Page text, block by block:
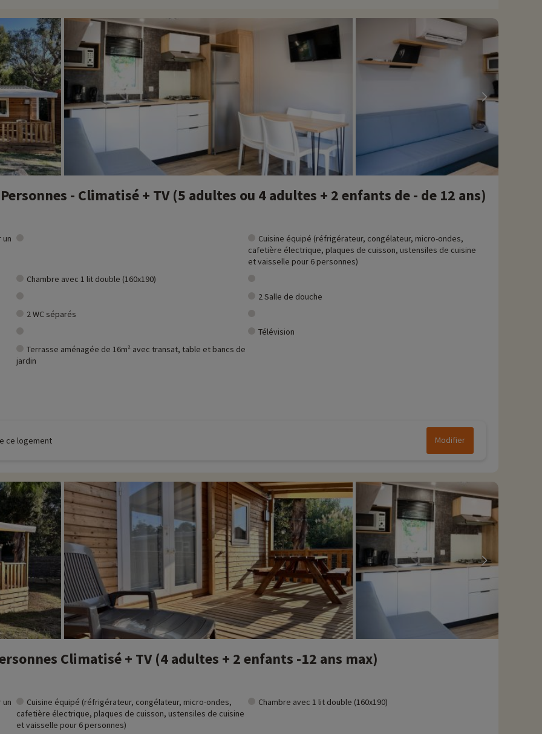
dans une forêt d'Eucalyptus.
famille à proximité de nos hébergements : zoo, aquarium...Si nous avons déjà négocié des activités, elles sont réservables avec
vous pouvez les découvriren cliquant ici !
- Climatisé + TV (5 adultes ou 4 adultes + 2 enfants de - de 12 ans)
un
Cuisine équipé (réfrigérateur, congélateur, micro-ondes,
cafetière électrique, plaques de cuisson, ustensiles de cuisine
et vaisselle pour 6 personnes)
Chambre avec 1 lit double (160x190)
2 Salle de douche
2 WC séparés
Télévision
Terrasse aménagée de 16m² avec transat, table et bancs de
jardin
ce logement Modifier
Climatisé + TV (4 adultes + 2 enfants -12 ans max)
un
Cuisine équipé (réfrigérateur, congélateur, micro-ondes,
cafetière électrique, plaques de cuisson, ustensiles de cuisine
et vaisselle pour 6 personnes)
Chambre avec 1 lit double (160x190)